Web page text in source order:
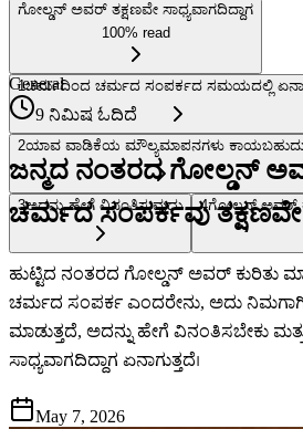
ಗೋಲ್ಡನ್ ಅವರ್ ತಕ್ಷಣವೇ ಸಾಧ್ಯವಾಗದಿದ್ದಾಗ
100% read
1ಚರ್ಮದಿಂದ ಚರ್ಮದ ಸಂಪರ್ಕದ ಸಮಯದಲ್ಲಿ
2ಯಾವ ವಾಡಿಕೆಯ ಮೌಲ್ಯಮಾಪನಗಳು
3ಅದನ್ನು ಹೇಗೆ ವಿನಂತಿಸುವುದು 4ಗೋಲ್ಡನ್ ಅವರ್
General
9 ನಿಮಿಷ ಓದಿದೆ
ಜನ್ಮದ ನಂತರದ ಗೋಲ್ಡನ್
ಚರ್ಮದ ಸಂಪರ್ಕವು
ಹುಟ್ಟಿದ ನಂತರದ ಗೋಲ್ಡನ್ ಅವರ್ ಕುರಿತು
ಚರ್ಮದ ಸಂಪರ್ಕ ಎಂದರೇನು, ಅದು
ಮಾಡುತ್ತದೆ, ಅದನ್ನು ಹೇಗೆ ವಿನಂತಿಸಬೇಕು
ಸಾಧ್ಯವಾಗದಿದ್ದಾಗ ಏನಾಗುತ್ತದೆ।
May 7, 2026